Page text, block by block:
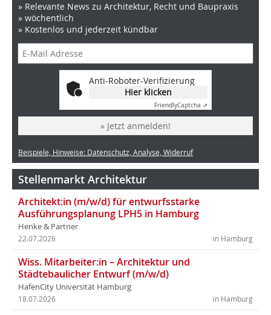
» Relevante News zu Architektur, Recht und Baupraxis
» wöchentlich
» Kostenlos und jederzeit kündbar
Anti-Roboter-Verifizierung
Hier klicken
FriendlyCaptcha ⇗
» Jetzt anmelden!
Beispiele, Hinweise: Datenschutz, Analyse, Widerruf
Stellenmarkt Architektur
Architekt:in (m/w/d) für entwurfsstarke
Ausführungsplanung LPH5 in Hamburg
Henke & Partner
in Hamburg
22.07.2026
Wiss. Mitarbeiter:in – Architektur und
Städtebaulicher Entwurf (m/w/d)
HafenCity Universität Hamburg
in Hamburg
18.07.2026